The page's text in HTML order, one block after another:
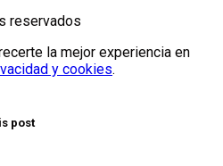
reservados
la mejor experiencia en
y cookies.
post